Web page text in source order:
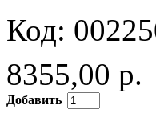
Код:
8355,00 р.
Добавить